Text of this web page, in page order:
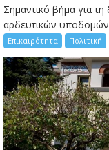
Σημαντικό βήμα για
αρδευτικών υποδομών
Επικαιρότητα Πολιτική